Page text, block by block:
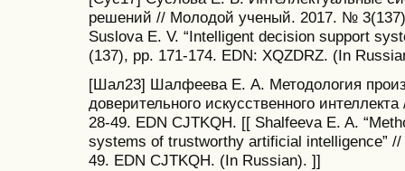
решений // Молодой ученый. 2017. №
Suslova E. V. “Intelligent decision support
(137), pp. 171-174. EDN: XQZDRZ. (In
[Шал23] Шалфеева Е. А. Методология
доверительного искусственного
28-49. EDN CJTKQH. [[ Shalfeeva E. A.
systems of trustworthy artificial intelligence”
49. EDN CJTKQH. (In Russian). ]]